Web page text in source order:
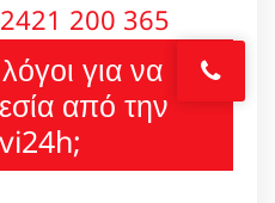
2421 200 365
για να
από την